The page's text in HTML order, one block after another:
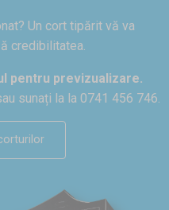
Un cort tipărit vă va
credibilitatea.
pentru previzualizare.
sunați la la 0741 456 746.